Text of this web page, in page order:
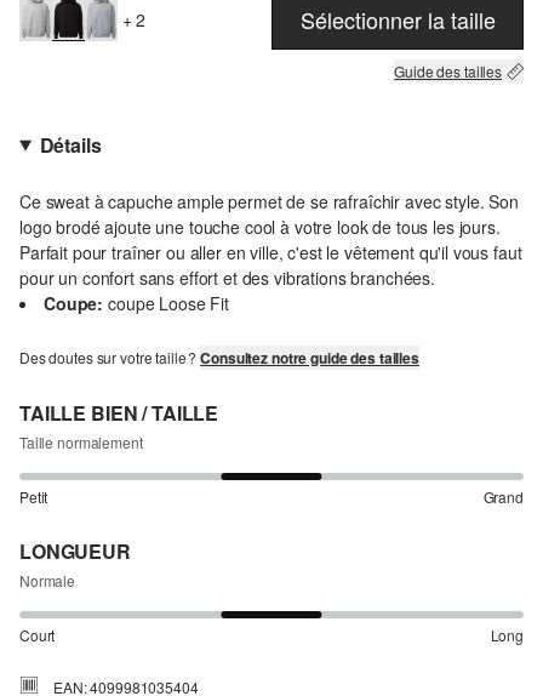
+ 2 Sélectionner la taille
Guide des tailles
Détails
Ce sweat à capuche ample permet de se rafraîchir avec style. Son
logo brodé ajoute une touche cool à votre look de tous les jours.
Parfait pour traîner ou aller en ville, c'est le vêtement qu'il vous faut
pour un confort sans effort et des vibrations branchées.
Coupe: coupe Loose Fit
Des doutes sur votre taille ?Consultez notre guide des tailles
TAILLE BIEN / TAILLE
Taille normalement
Petit Grand
LONGUEUR
Normale
Court Long
EAN: 4099981035404